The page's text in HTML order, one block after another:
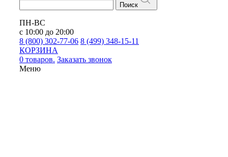
Поиск
ПН-ВС
с 10:00 до 20:00
8 (800) 302-77-06 8 (499) 348-15-11
КОРЗИНА
0 товаров. Заказать звонок
Меню